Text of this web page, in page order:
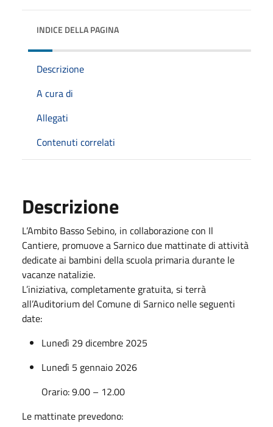
INDICE DELLA PAGINA
Descrizione
A cura di
Allegati
Contenuti correlati
Descrizione
L’Ambito Basso Sebino, in collaborazione con Il
Cantiere, promuove a Sarnico due mattinate di attività
dedicate ai bambini della scuola primaria durante le
vacanze natalizie.
L’iniziativa, completamente gratuita, si terrà
all’Auditorium del Comune di Sarnico nelle seguenti
date:
Lunedì 29 dicembre 2025
Lunedì 5 gennaio 2026
Orario: 9.00 – 12.00
Le mattinate prevedono: